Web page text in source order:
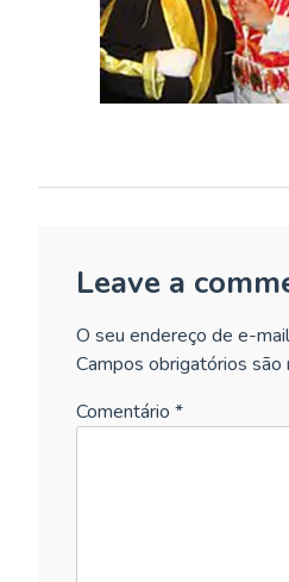
Leave a
O seu endereço de e-
Campos obrigatórios são
Comentário *